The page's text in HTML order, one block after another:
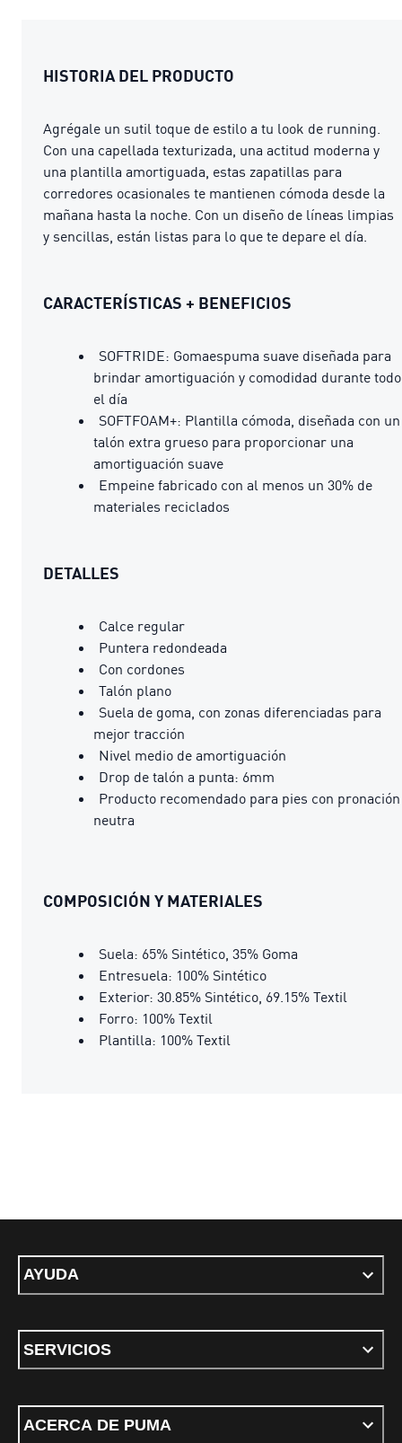
HISTORIA DEL PRODUCTO
Agrégale un sutil toque de estilo a tu look de running.
Con una capellada texturizada, una actitud moderna y
una plantilla amortiguada, estas zapatillas para
corredores ocasionales te mantienen cómoda desde la
mañana hasta la noche. Con un diseño de líneas limpias
y sencillas, están listas para lo que te depare el día.
CARACTERÍSTICAS + BENEFICIOS
SOFTRIDE: Gomaespuma suave diseñada para
brindar amortiguación y comodidad durante todo
el día
SOFTFOAM+: Plantilla cómoda, diseñada con un
talón extra grueso para proporcionar una
amortiguación suave
Empeine fabricado con al menos un 30% de
materiales reciclados
DETALLES
Calce regular
Puntera redondeada
Con cordones
Talón plano
Suela de goma, con zonas diferenciadas para
mejor tracción
Nivel medio de amortiguación
Drop de talón a punta: 6mm
Producto recomendado para pies con pronación
neutra
COMPOSICIÓN Y MATERIALES
Suela: 65% Sintético, 35% Goma
Entresuela: 100% Sintético
Exterior: 30.85% Sintético, 69.15% Textil
Forro: 100% Textil
Plantilla: 100% Textil
AYUDA
SERVICIOS
ACERCA DE PUMA